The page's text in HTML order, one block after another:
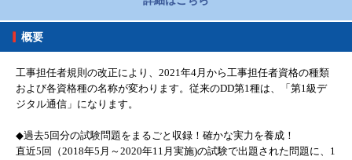
概要
工事担任者規則の改正により、2021年4月から工事担任者資格の種類
および各資格種の名称が変わります。従来のDD第1種は、「第1級デ
ジタル通信」になります。
◆過去5回分の試験問題をまるごと収録！確かな実力を養成！
直近5回（2018年5月～2020年11月実施)の試験で出題された問題に、1